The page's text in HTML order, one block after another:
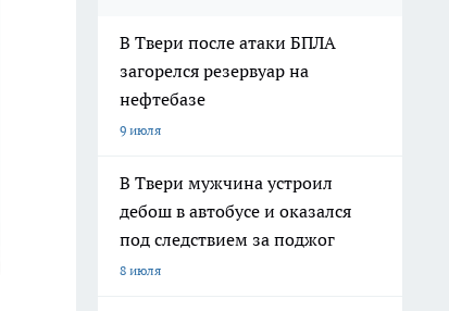
В Твери после атаки БПЛА
загорелся резервуар на
нефтебазе
9 июля
В Твери мужчина устроил
дебош в автобусе и оказался
под следствием за поджог
8 июля